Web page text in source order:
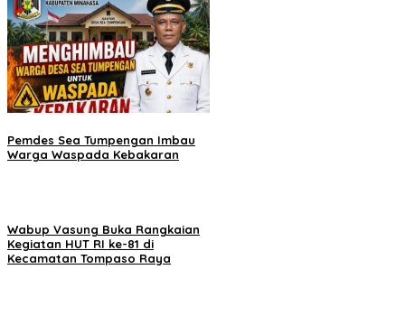
Pemdes Sea Tumpengan Imbau
Warga Waspada Kebakaran
Wabup Vasung Buka Rangkaian
Kegiatan HUT RI ke-81 di
Kecamatan Tompaso Raya